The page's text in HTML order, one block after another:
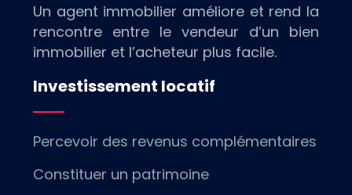
Un agent immobilier améliore et rend la
rencontre entre le vendeur d’un bien
immobilier et l’acheteur plus facile.
Investissement locatif
Percevoir des revenus complémentaires
Constituer un patrimoine